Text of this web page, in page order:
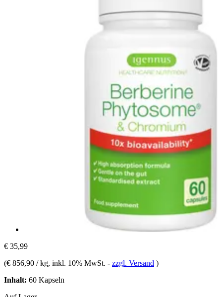
€ 35,99
(€ 856,90 / kg, inkl. 10% MwSt. - zzgl. Versand )
Inhalt: 60 Kapseln